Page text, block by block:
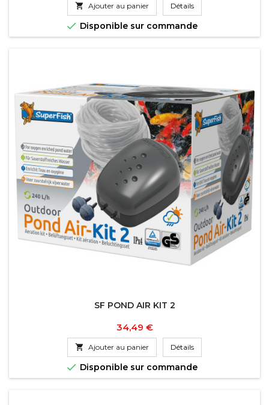
 Ajouter au panier Détails
 Disponible sur commande
SF POND AIR KIT 2
Prix
34,49 €
 Ajouter au panier Détails
 Disponible sur commande